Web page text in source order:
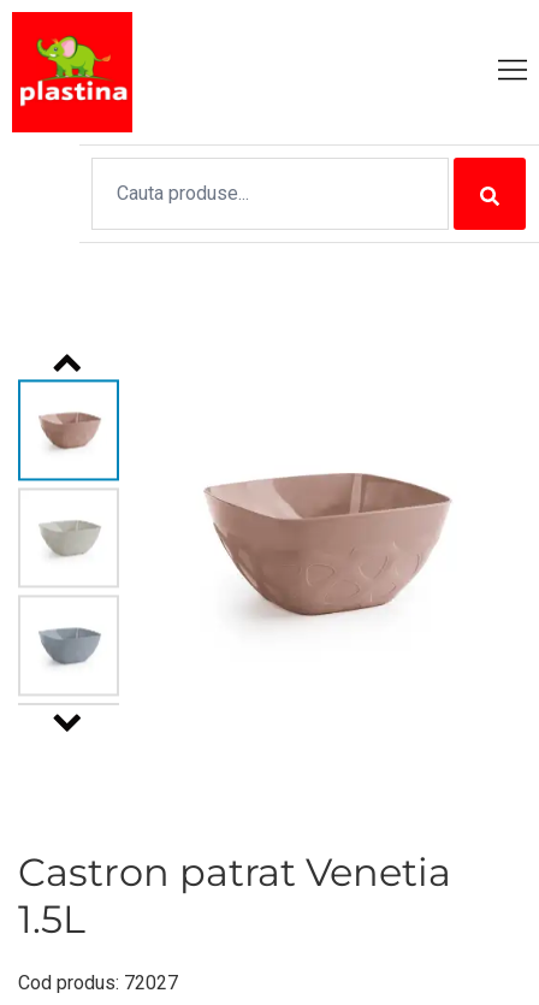
Castron patrat Venetia
1.5L
Cod produs: 72027